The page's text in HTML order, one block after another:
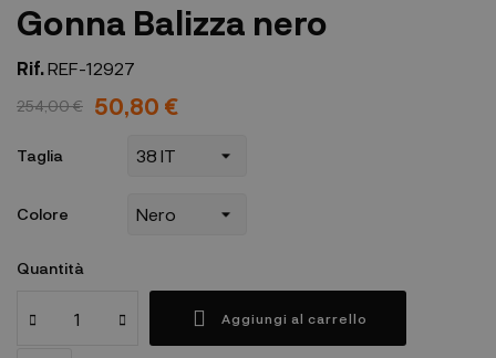
Gonna Balizza nero
Rif.REF-12927
254,00 € 50,80 €
Taglia
Colore
Quantità
Aggiungi al carrello